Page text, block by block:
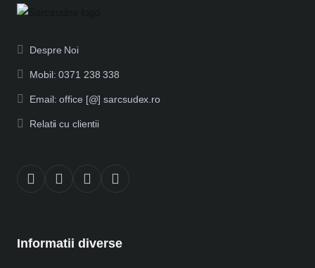
Despre Noi
Mobil: 0371 238 338
Email: office [@] sarcsudex.ro
Relatii cu clientii
Informatii diverse